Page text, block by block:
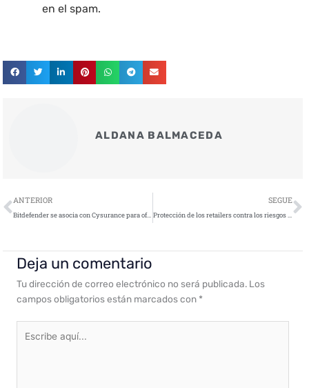
en el spam.
ALDANA BALMACEDA
Ant
ANTERIOR
Bitdefender se asocia con Cysurance para ofrecer a sus clientes de MDR un programa de garantía contra violaciones de ciberseguridad
SEGUE
Protección de los retailers contra los riesgos online en Black Friday
Deja un comentario
Tu dirección de correo electrónico no será publicada. Los
campos obligatorios están marcados con *
aquí...